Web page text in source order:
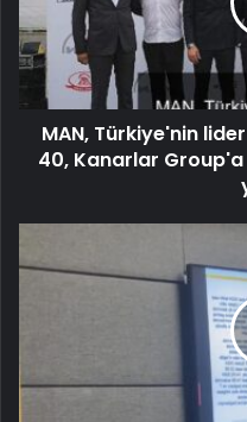
MAN, Türkiye'nin
40, Kanarlar